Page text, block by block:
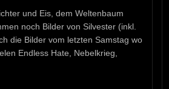
und Eis, dem Weltenbaum
noch Bilder von Silvester (inkl.
die Bilder vom letzten Samstag wo
Endless Hate, Nebelkrieg,